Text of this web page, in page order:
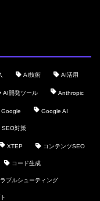
AI技術 AI活用
AI開発ツール Anthropic
Google Google AI
SEO対策
XTEP コンテンツSEO
コード生成
ラブルシューティング